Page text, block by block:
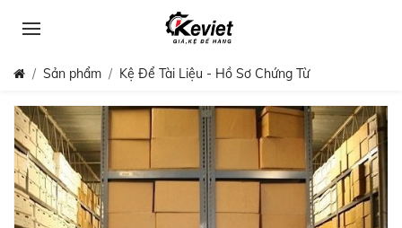
Sản phẩm Kệ Để Tài Liệu - Hồ Sơ Chứng Từ